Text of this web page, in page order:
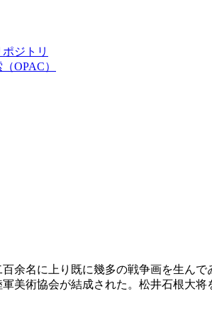
ジトリ
OPAC）
余名に上り既に幾多の戦争画を生ん
美術協会が結成された。松井石根大将